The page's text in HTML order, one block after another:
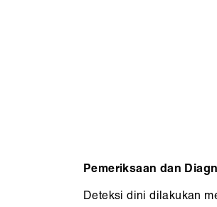
Pemeriksaan dan
Deteksi dini dilakukan